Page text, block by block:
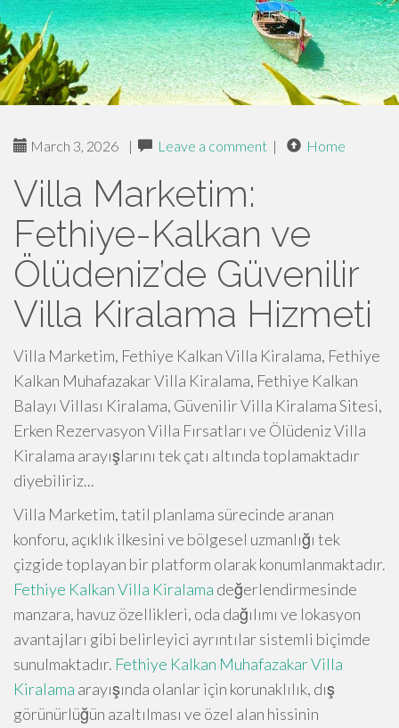
March 3, 2026 | Leave a comment | Home
Villa Marketim:
Fethiye-Kalkan ve
Ölüdeniz’de Güvenilir
Villa Kiralama Hizmeti
Villa Marketim, Fethiye Kalkan Villa Kiralama, Fethiye
Kalkan Muhafazakar Villa Kiralama, Fethiye Kalkan
Balayı Villası Kiralama, Güvenilir Villa Kiralama Sitesi,
Erken Rezervasyon Villa Fırsatları ve Ölüdeniz Villa
Kiralama arayışlarını tek çatı altında toplamaktadır
diyebiliriz...
Villa Marketim, tatil planlama sürecinde aranan
konforu, açıklık ilkesini ve bölgesel uzmanlığı tek
çizgide toplayan bir platform olarak konumlanmaktadır.
Fethiye Kalkan Villa Kiralama değerlendirmesinde
manzara, havuz özellikleri, oda dağılımı ve lokasyon
avantajları gibi belirleyici ayrıntılar sistemli biçimde
sunulmaktadır. Fethiye Kalkan Muhafazakar Villa
Kiralama arayışında olanlar için korunaklılık, dış
görünürlüğün azaltılması ve özel alan hissinin